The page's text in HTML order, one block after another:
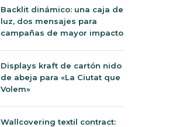
Backlit dinámico: una caja de
luz, dos mensajes para
campañas de mayor impacto
Displays kraft de cartón nido
de abeja para «La Ciutat que
Volem»
Wallcovering textil contract: